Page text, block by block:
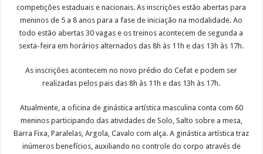
competições estaduais e nacionais. As inscrições estão abertas para
meninos de 5 a 8 anos para a fase de iniciação na modalidade. Ao
todo estão abertas 30 vagas e os treinos acontecem de segunda a
sexta-feira em horários alternados das 8h às 11h e das 13h às 17h.
As inscrições acontecem no novo prédio do Cefat e podem ser
realizadas pelos pais das 8h às 11h e das 13h às 17h.
Atualmente, a oficina de ginástica artística masculina conta com 60
meninos participando das atividades de Solo, Salto sobre a mesa,
Barra Fixa, Paralelas, Argola, Cavalo com alça. A ginástica artística traz
inúmeros benefícios, auxiliando no controle do corpo através de